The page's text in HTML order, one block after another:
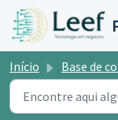
Ir para o conteúdo
Início Base de